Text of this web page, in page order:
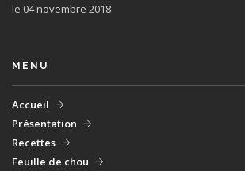
le 04 novembre 2018
MENU
Accueil
Présentation
Recettes
Feuille de chou